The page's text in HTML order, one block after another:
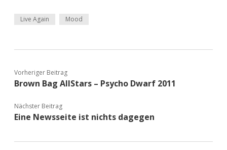
Live Again Mood
Vorheriger Beitrag
Brown Bag AllStars – Psycho Dwarf 2011
Nächster Beitrag
Eine Newsseite ist nichts dagegen